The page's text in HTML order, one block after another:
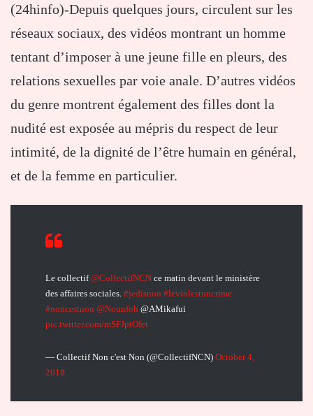
(24hinfo)-Depuis quelques jours, circulent sur les
réseaux sociaux, des vidéos montrant un homme
tentant d’imposer à une jeune fille en pleurs, des
relations sexuelles par voie anale. D’autres vidéos
du genre montrent également des filles dont la
nudité est exposée au mépris du respect de leur
intimité, de la dignité de l’être humain en général,
et de la femme en particulier.
Le collectif@CollectifNCN ce matin devant le ministère
des affaires sociales. #jedisnon #leviolestuncrime
#noncestnon @Nounfoh @AMikafui
pic.twitter.com/mSFJptOfet
— Collectif Non c'est Non (@CollectifNCN) October 4,
2018